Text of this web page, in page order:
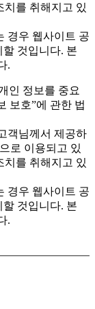
치를 취해지고 있
경우 웹사이트 공
것입니다. 본
.
인 정보를 중요
보호”에 관한 법
객님께서 제공하
로 이용되고 있
치를 취해지고 있
경우 웹사이트 공
것입니다. 본
.